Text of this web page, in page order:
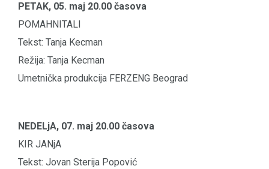
PETAK, 05. maj 20.00 časova
POMAHNITALI
Tekst: Tanja Kecman
Režija: Tanja Kecman
Umetnička produkcija FERZENG Beograd
NEDELjA, 07. maj 20.00 časova
KIR JANjA
Tekst: Jovan Sterija Popović